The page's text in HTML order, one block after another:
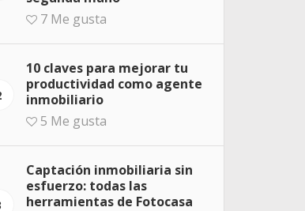
7 Me gusta
10 claves para mejorar tu
productividad como agente
inmobiliario
5 Me gusta
Captación inmobiliaria sin
esfuerzo: todas las
herramientas de Fotocasa